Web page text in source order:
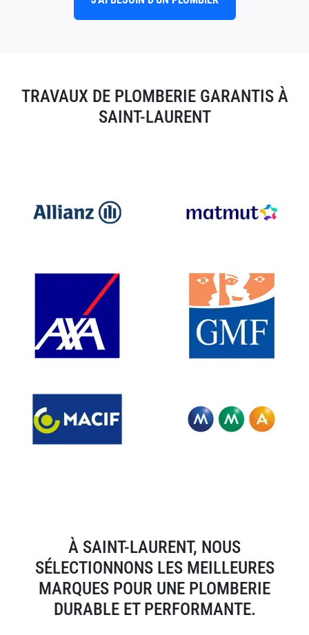
TRAVAUX DE PLOMBERIE GARANTIS À
SAINT-LAURENT
À SAINT-LAURENT, NOUS
SÉLECTIONNONS LES MEILLEURES
MARQUES POUR UNE PLOMBERIE
DURABLE ET PERFORMANTE.